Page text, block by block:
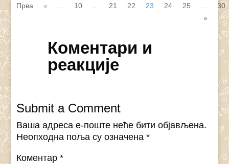
Прва
« ... 10 ... 21 22 23 24 25 ...
30
»
Коментари и
реакције
Submit a Comment
Ваша адреса е-поште неће бити објављена.
Неопходна поља су означена*
Коментар*